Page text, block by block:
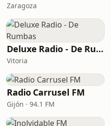
Zaragoza
Deluxe Radio - De Rumbas
Vitoria
Radio Carrusel FM
Gijón · 94.1 FM